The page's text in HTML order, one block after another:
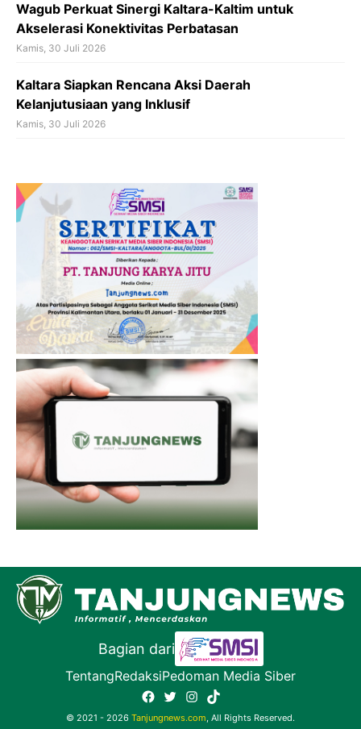
Wagub Perkuat Sinergi Kaltara-Kaltim untuk
Akselerasi Konektivitas Perbatasan
Kamis, 30 Juli 2026
Kaltara Siapkan Rencana Aksi Daerah
Kelanjutusiaan yang Inklusif
Kamis, 30 Juli 2026
Bagian dari
TentangRedaksiPedoman Media Siber
Facebook
TwitterInstagram
TikTok
© 2021 - 2026 Tanjungnews.com, All Rights Reserved.